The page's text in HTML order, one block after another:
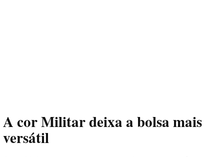
A cor Militar deixa a bolsa mais
versátil